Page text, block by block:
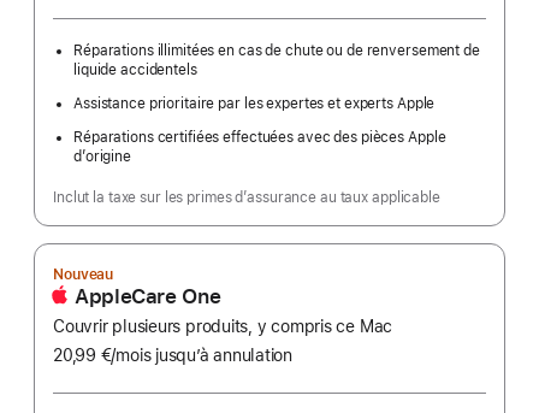
Réparations illimitées en cas de chute ou de renversement de
liquide accidentels
Assistance prioritaire par les expertes et experts Apple
Réparations certifiées effectuées avec des pièces Apple
d’origine
Inclut la taxe sur les primes d’assurance au taux applicable
Nouveau
AppleCare One
Couvrir plusieurs produits, y compris ce Mac
20,99 €/moispar
jusqu’à annulation